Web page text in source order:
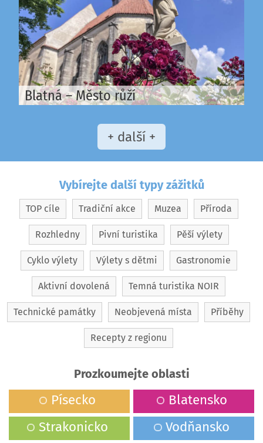
Blatná – Město růží
+ další +
Vybírejte další typy zážitků
TOP cíle Tradiční akce Muzea Příroda
Rozhledny Pivní turistika Pěší výlety
Cyklo výlety Výlety s dětmi Gastronomie
Aktivní dovolená Temná turistika NOIR
Technické památky Neobjevená místa Příběhy
Recepty z regionu
Prozkoumejte oblasti
Písecko
Blatensko
Strakonicko
Vodňansko